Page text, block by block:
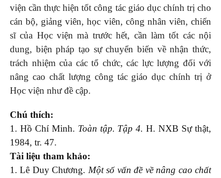
viện cần thực hiện tốt công tác giáo dục chính trị cho
cán bộ, giảng viên, học viên, công nhân viên, chiến
sĩ của Học viện mà trước hết, cần làm tốt các nội
dung, biện pháp tạo sự chuyển biến về nhận thức,
trách nhiệm của các tổ chức, các lực lượng đối với
nâng cao chất lượng công tác giáo dục chính trị ở
Học viện như đề cập.
Chú thích:
1. Hồ Chí Minh. Toàn tập. Tập 4. H. NXB Sự thật,
1984, tr. 47.
Tài liệu tham khảo:
1. Lê Duy Chương. Một số vấn đề về nâng cao chất